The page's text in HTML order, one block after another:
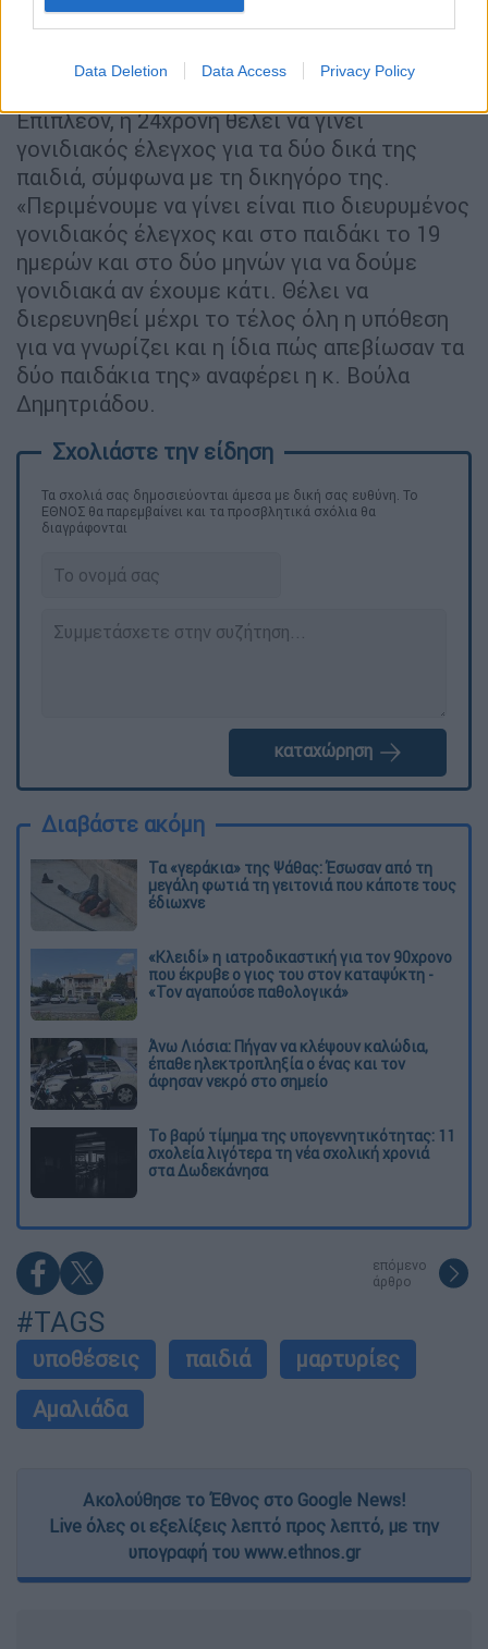
Data Deletion Data Access Privacy Policy
δικά της παιδιά
Επιπλέον, η 24χρονη θέλει να γίνει
γονιδιακός έλεγχος για τα δύο δικά της
παιδιά, σύμφωνα με τη δικηγόρο της.
«Περιμένουμε να γίνει είναι πιο διευρυμένος
γονιδιακός έλεγχος και στο παιδάκι το 19
ημερών και στο δύο μηνών για να δούμε
γονιδιακά αν έχουμε κάτι. Θέλει να
διερευνηθεί μέχρι το τέλος όλη η υπόθεση
για να γνωρίζει και η ίδια πώς απεβίωσαν τα
δύο παιδάκια της» αναφέρει η κ. Βούλα
Δημητριάδου.
Τα σχολιά σας δημοσιεύονται άμεσα με δική σας ευθύνη. Το
ΕΘΝΟΣ θα παρεμβαίνει και τα προσβλητικά σχόλια θα
διαγράφονται
καταχώρηση
Διαβάστε ακόμη
Τα «γεράκια» της Ψάθας: Έσωσαν από τη
μεγάλη φωτιά τη γειτονιά που κάποτε τους
έδιωχνε
«Κλειδί» η ιατροδικαστική για τον 90χρονο
που έκρυβε ο γιος του στον καταψύκτη -
«Τον αγαπούσε παθολογικά»
Άνω Λιόσια: Πήγαν να κλέψουν καλώδια,
έπαθε ηλεκτροπληξία ο ένας και τον
άφησαν νεκρό στο σημείο
Το βαρύ τίμημα της υπογεννητικότητας: 11
σχολεία λιγότερα τη νέα σχολική χρονιά
στα Δωδεκάνησα
επόμενο
άρθρο
#TAGS
υποθέσεις παιδιά
μαρτυρίες
Αμαλιάδα
Ακολούθησε το Έθνος στο Google News!
Live όλες οι εξελίξεις λεπτό προς λεπτό, με την
υπογραφή του www.ethnos.gr